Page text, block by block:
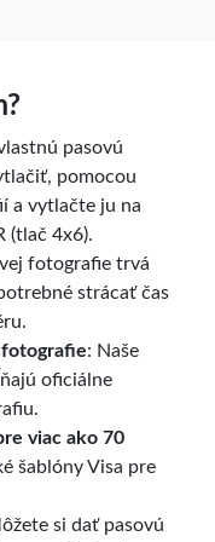
pasovú
pomocou
a vytlačte ju na
(tlač 4x6).
fotografie trvá
strácať čas
: Naše
oficiálne
viac ako 70
šablóny Visa pre
si dať pasovú